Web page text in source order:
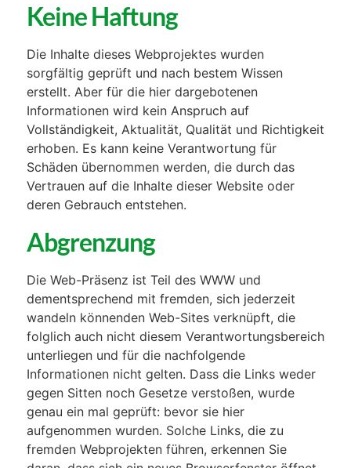
Keine Haftung
Die Inhalte dieses Webprojektes wurden
sorgfältig geprüft und nach bestem Wissen
erstellt. Aber für die hier dargebotenen
Informationen wird kein Anspruch auf
Vollständigkeit, Aktualität, Qualität und Richtigkeit
erhoben. Es kann keine Verantwortung für
Schäden übernommen werden, die durch das
Vertrauen auf die Inhalte dieser Website oder
deren Gebrauch entstehen.
Abgrenzung
Die Web-Präsenz ist Teil des WWW und
dementsprechend mit fremden, sich jederzeit
wandeln könnenden Web-Sites verknüpft, die
folglich auch nicht diesem Verantwortungsbereich
unterliegen und für die nachfolgende
Informationen nicht gelten. Dass die Links weder
gegen Sitten noch Gesetze verstoßen, wurde
genau ein mal geprüft: bevor sie hier
aufgenommen wurden. Solche Links, die zu
fremden Webprojekten führen, erkennen Sie